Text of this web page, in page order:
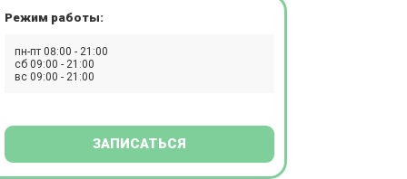
Режим работы:
пн-пт 08:00 - 21:00
сб 09:00 - 21:00
вс 09:00 - 21:00
ЗАПИСАТЬСЯ